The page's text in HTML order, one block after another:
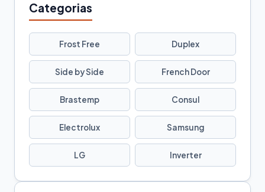
Categorias
Frost Free Duplex
Side by Side French Door
Brastemp Consul
Electrolux Samsung
LG Inverter